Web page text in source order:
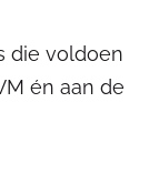
die voldoen
én aan de